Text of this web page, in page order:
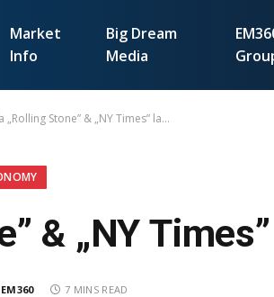
Market
Info
Big Dream
Media
„Rolling Stone” & „NY Times” la…
& „NY
EM360 7 MINS READ